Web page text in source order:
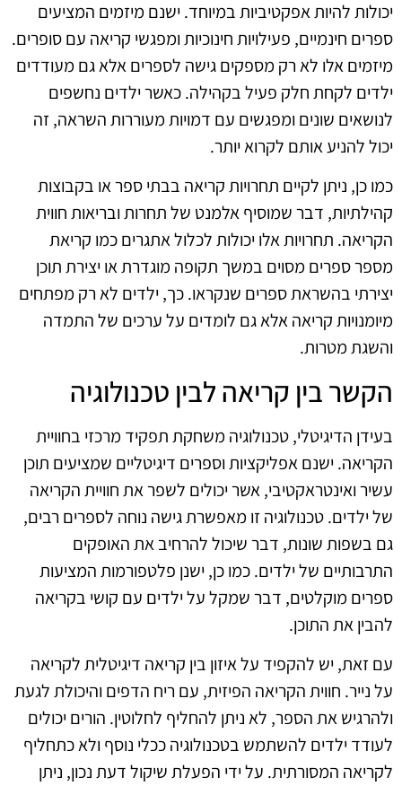
יכולות להיות אפקטיביות במיוחד. ישנם מיזמים המציעים
ספרים חינמיים, פעילויות חינוכיות ומפגשי קריאה עם סופרים.
מיזמים אלו לא רק מספקים גישה לספרים אלא גם מעודדים
ילדים לקחת חלק פעיל בקהילה. כאשר ילדים נחשפים
לנושאים שונים ומפגשים עם דמויות מעוררות השראה, זה
יכול להניע אותם לקרוא יותר.
כמו כן, ניתן לקיים תחרויות קריאה בבתי ספר או בקבוצות
קהילתיות, דבר שמוסיף אלמנט של תחרות ובריאות חווית
הקריאה. תחרויות אלו יכולות לכלול אתגרים כמו קריאת
מספר ספרים מסוים במשך תקופה מוגדרת או יצירת תוכן
יצירתי בהשראת ספרים שנקראו. כך, ילדים לא רק מפתחים
מיומנויות קריאה אלא גם לומדים על ערכים של התמדה
והשגת מטרות.
הקשר בין קריאה לבין טכנולוגיה
בעידן הדיגיטלי, טכנולוגיה משחקת תפקיד מרכזי בחוויית
הקריאה. ישנם אפליקציות וספרים דיגיטליים שמציעים תוכן
עשיר ואינטראקטיבי, אשר יכולים לשפר את חוויית הקריאה
של ילדים. טכנולוגיה זו מאפשרת גישה נוחה לספרים רבים,
גם בשפות שונות, דבר שיכול להרחיב את האופקים
התרבותיים של ילדים. כמו כן, ישנן פלטפורמות המציעות
ספרים מוקלטים, דבר שמקל על ילדים עם קושי בקריאה
להבין את התוכן.
עם זאת, יש להקפיד על איזון בין קריאה דיגיטלית לקריאה
על נייר. חווית הקריאה הפיזית, עם ריח הדפים והיכולת לגעת
ולהרגיש את הספר, לא ניתן להחליף לחלוטין. הורים יכולים
לעודד ילדים להשתמש בטכנולוגיה ככלי נוסף ולא כתחליף
לקריאה המסורתית. על ידי הפעלת שיקול דעת נכון, ניתן